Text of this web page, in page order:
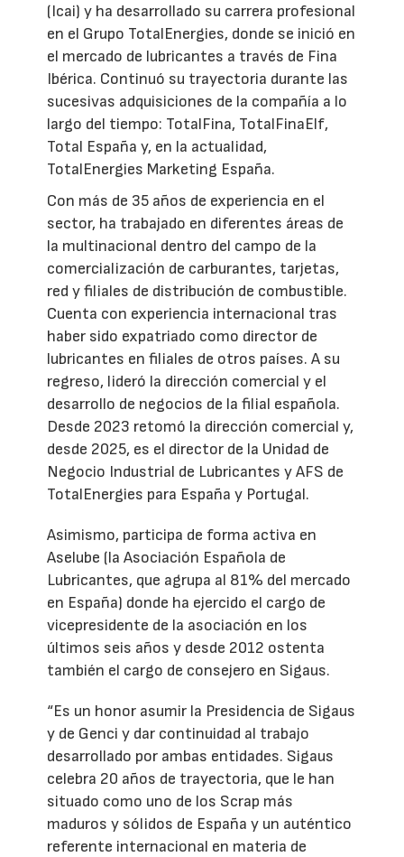
(Icai) y ha desarrollado su carrera profesional
en el Grupo TotalEnergies, donde se inició en
el mercado de lubricantes a través de Fina
Ibérica. Continuó su trayectoria durante las
sucesivas adquisiciones de la compañía a lo
largo del tiempo: TotalFina, TotalFinaElf,
Total España y, en la actualidad,
TotalEnergies Marketing España.
Con más de 35 años de experiencia en el
sector, ha trabajado en diferentes áreas de
la multinacional dentro del campo de la
comercialización de carburantes, tarjetas,
red y filiales de distribución de combustible.
Cuenta con experiencia internacional tras
haber sido expatriado como director de
lubricantes en filiales de otros países. A su
regreso, lideró la dirección comercial y el
desarrollo de negocios de la filial española.
Desde 2023 retomó la dirección comercial y,
desde 2025, es el director de la Unidad de
Negocio Industrial de Lubricantes y AFS de
TotalEnergies para España y Portugal.
Asimismo, participa de forma activa en
Aselube (la Asociación Española de
Lubricantes, que agrupa al 81% del mercado
en España) donde ha ejercido el cargo de
vicepresidente de la asociación en los
últimos seis años y desde 2012 ostenta
también el cargo de consejero en Sigaus.
“Es un honor asumir la Presidencia de Sigaus
y de Genci y dar continuidad al trabajo
desarrollado por ambas entidades. Sigaus
celebra 20 años de trayectoria, que le han
situado como uno de los Scrap más
maduros y sólidos de España y un auténtico
referente internacional en materia de